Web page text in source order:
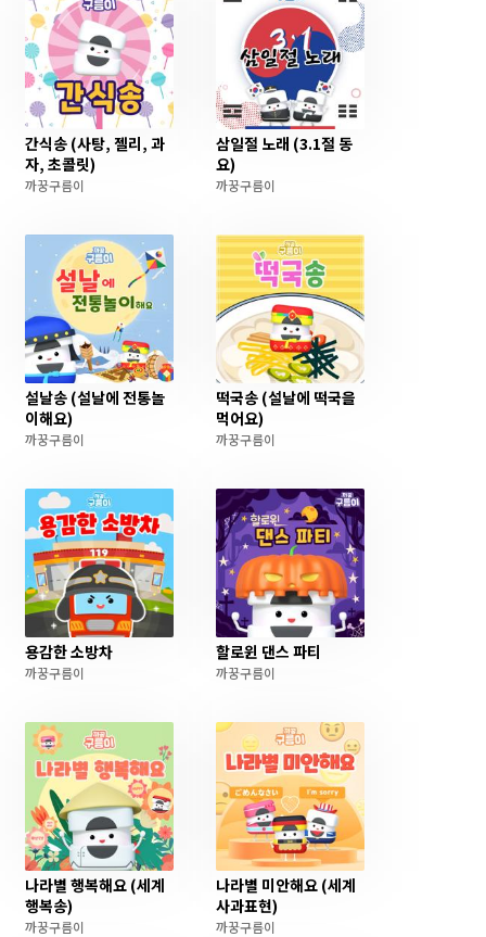
간식송 (사탕, 젤리, 과
자, 초콜릿)
까꿍구름이
삼일절 노래 (3.1절 동
요)
까꿍구름이
설날송 (설날에 전통놀
이해요)
까꿍구름이
떡국송 (설날에 떡국을
먹어요)
까꿍구름이
용감한 소방차
까꿍구름이
할로윈 댄스 파티
까꿍구름이
나라별 행복해요 (세계
행복송)
까꿍구름이
나라별 미안해요 (세계
사과표현)
까꿍구름이